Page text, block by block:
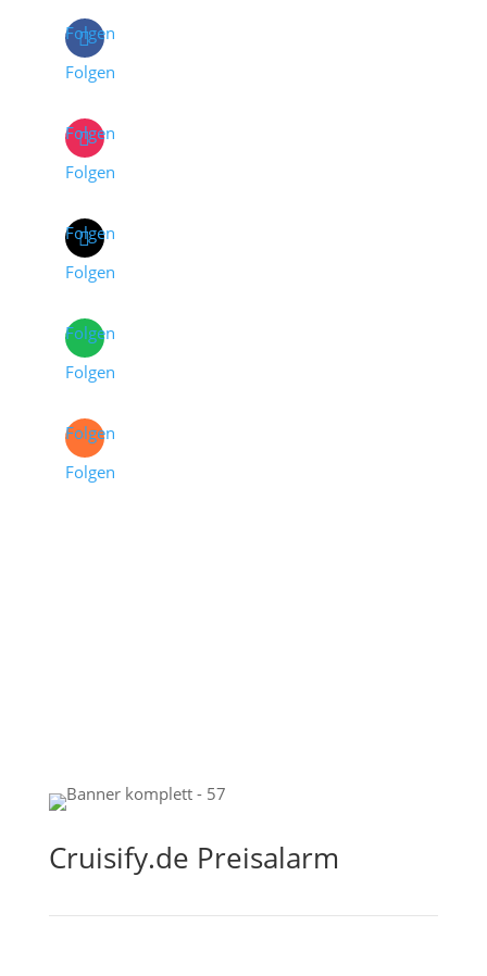
Folgen
Folgen
Folgen
Folgen
Folgen
Folgen
Folgen
Folgen
Folgen
Folgen
Cruisify.de Preisalarm